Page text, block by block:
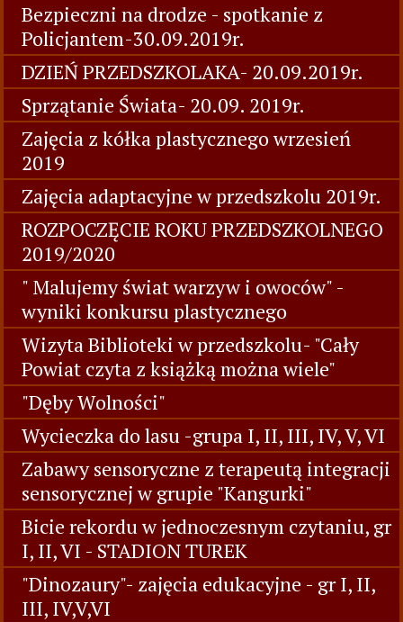
Bezpieczni na drodze - spotkanie z
Policjantem-30.09.2019r.
DZIEŃ PRZEDSZKOLAKA- 20.09.2019r.
Sprzątanie Świata- 20.09. 2019r.
Zajęcia z kółka plastycznego wrzesień
2019
Zajęcia adaptacyjne w przedszkolu 2019r.
ROZPOCZĘCIE ROKU PRZEDSZKOLNEGO
2019/2020
" Malujemy świat warzyw i owoców" -
wyniki konkursu plastycznego
Wizyta Biblioteki w przedszkolu- "Cały
Powiat czyta z książką można wiele"
"Dęby Wolności"
Wycieczka do lasu -grupa I, II, III, IV, V, VI
Zabawy sensoryczne z terapeutą integracji
sensorycznej w grupie "Kangurki"
Bicie rekordu w jednoczesnym czytaniu, gr
I, II, VI - STADION TUREK
"Dinozaury"- zajęcia edukacyjne - gr I, II,
III, IV,V,VI